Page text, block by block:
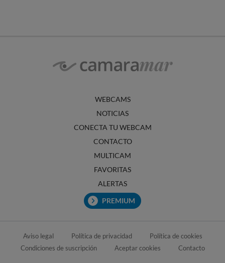
WEBCAMS
NOTICIAS
CONECTA TU WEBCAM
CONTACTO
MULTICAM
FAVORITAS
ALERTAS
PREMIUM
Aviso legal Política de privacidad
Política de cookies
Condiciones de suscripción
Aceptar cookies Contacto